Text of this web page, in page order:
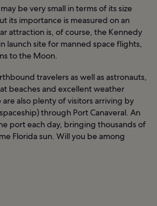
be very small in terms of its size
its importance is measured on an
attraction is, of course, the Kennedy
launch site for manned space flights,
to the Moon.
travelers as well as astronauts,
beaches and excellent weather
also plenty of visitors arriving by
through Port Canaveral. An
port each day, bringing thousands of
Florida sun. Will you be among